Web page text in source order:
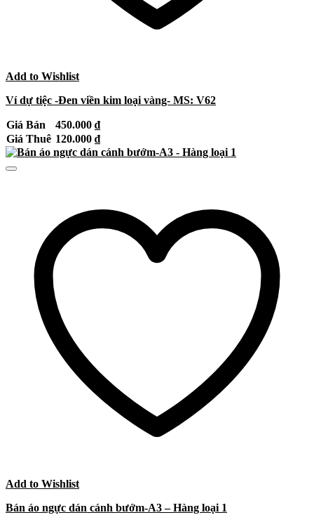
Add to Wishlist
Ví dự tiệc -Đen viền kim loại vàng- MS: V62
Giá Bán 450.000 ₫
Giá Thuê 120.000 ₫
Add to Wishlist
Bán áo ngực dán cánh bướm-A3 – Hàng loại 1